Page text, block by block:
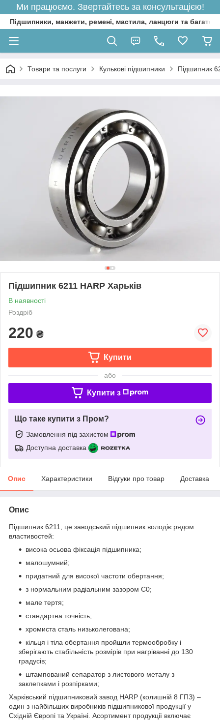
Ми працюємо. Звертайтесь за консультацією!
Підшипники, манжети, ремені, мастила, ланцюги та багато
Товари та послуги Кулькові підшипники Підшипник
Підшипник 6211 HARP Харьків
В наявності
Роздріб
220 ₴
Купити
або
Купити з
Що таке купити з Пром?
Замовлення під захистом
Доступна доставка
Опис Характеристики Відгуки про товар Доставка
Опис
Підшипник 6211, це заводський підшипник володіє рядом
властивостей:
висока осьова фіксація підшипника;
малошумний;
придатний для високої частоти обертання;
з нормальним радіальним зазором С0;
мале тертя;
стандартна точність;
хромиста сталь низьколегована;
кільця і тіла обертання пройшли термообробку і
зберігають стабільність розмірів при нагріванні до 130
градусів;
штампований сепаратор з листового металу з
заклепками і розпірками;
Харківський підшипниковий завод HARP (колишній 8 ГПЗ) –
один з найбільших виробників підшипникової продукції у
Східній Європі та Україні. Асортимент продукції включає